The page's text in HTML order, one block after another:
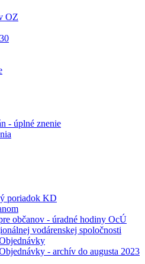
OZ
- úplné znenie
poriadok KD
občanov - úradné hodiny OcÚ
vodárenskej spoločnosti
- archív do augusta 2023